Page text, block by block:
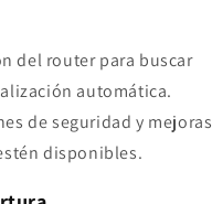
del router para buscar
automática.
de seguridad y mejoras
disponibles.